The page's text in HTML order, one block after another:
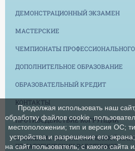
ДЕМОНСТРАЦИОННЫЙ ЭКЗАМЕН
МАСТЕРСКИЕ
ЧЕМПИОНАТЫ
ДОПОЛНИТЕЛЬНОЕ ОБРАЗОВАНИЕ
ОБРАЗОВАТЕЛЬНЫЙ КРЕДИТ
КОНТАКТЫ
ПРОТИВОДЕЙСТВИЕ КОРРУПЦИИ
СНИЖЕНИЕ БЮРОКРАТИЧЕСКОЙ
ПЕДАГОГИЧЕСКИХ РАБОТНИКОВ
Продолжая использовать наш
обработку файлов cookie,
местоположении; тип и версия ОС;
устройства и разрешение его
на сайт пользователь; с какого сайта